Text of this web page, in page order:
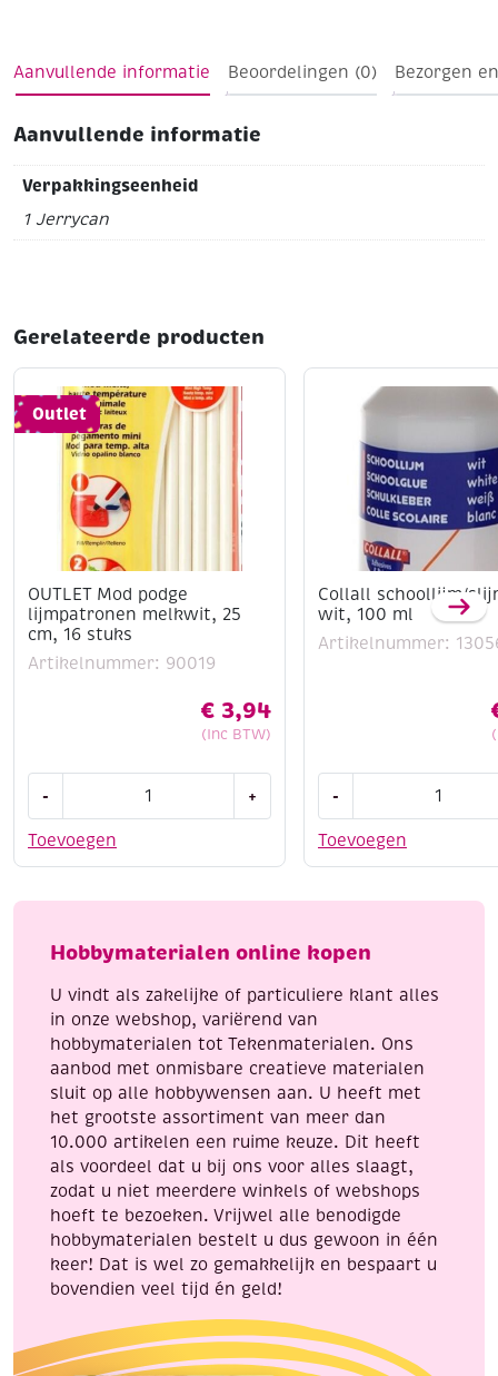
schenktuit zie resp. 130654 pf 130652
Aanvullende informatie Beoordelingen (0) Bezorgen
Aanvullende informatie
Verpakkingseenheid
1 Jerrycan
Gerelateerde producten
Outlet
OUTLET Mod podge
lijmpatronen melkwit, 25
cm, 16 stuks
Artikelnummer: 90019
€ 3,94
(Inc BTW)
Toevoegen
-
podge
25
aantal
+
Collall schoollijm/
wit, 100 ml
Artikelnummer:
Toevoegen
-
schoollijm/slijmlijm
wit,
aantal
Hobbymaterialen online kopen
U vindt als zakelijke of particuliere klant alles
in onze webshop, variërend van
hobbymaterialen tot Tekenmaterialen. Ons
aanbod met onmisbare creatieve materialen
sluit op alle hobbywensen aan. U heeft met
het grootste assortiment van meer dan
10.000 artikelen een ruime keuze. Dit heeft
als voordeel dat u bij ons voor alles slaagt,
zodat u niet meerdere winkels of webshops
hoeft te bezoeken. Vrijwel alle benodigde
hobbymaterialen bestelt u dus gewoon in één
keer! Dat is wel zo gemakkelijk en bespaart u
bovendien veel tijd én geld!